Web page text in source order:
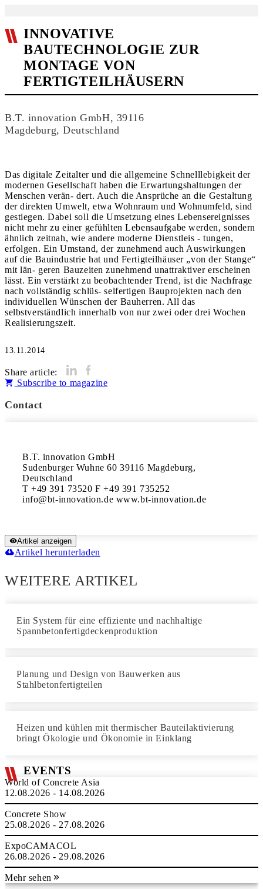
INNOVATIVE
BAUTECHNOLOGIE ZUR
MONTAGE VON
FERTIGTEILHÄUSERN
B.T. innovation GmbH, 39116
Magdeburg, Deutschland
Das digitale Zeitalter und die allgemeine Schnelllebigkeit der
modernen Gesellschaft haben die Erwartungshaltungen der
Menschen verän- dert. Auch die Ansprüche an die Gestaltung
der direkten Umwelt, etwa Wohnraum und Wohnumfeld, sind
gestiegen. Dabei soll die Umsetzung eines Lebensereignisses
nicht mehr zu einer gefühlten Lebensaufgabe werden, sondern
ähnlich zeitnah, wie andere moderne Dienstleis - tungen,
erfolgen. Ein Umstand, der zunehmend auch Auswirkungen
auf die Bauindustrie hat und Fertigteilhäuser „von der Stange“
mit län- geren Bauzeiten zunehmend unattraktiver erscheinen
lässt. Ein verstärkt zu beobachtender Trend, ist die Nachfrage
nach vollständig schlüs- selfertigen Bauprojekten nach den
individuellen Wünschen der Bauherren. All das
selbstverständlich innerhalb von nur zwei oder drei Wochen
13.11.2014
Share article:
Subscribe to magazine
Contact
B.T. innovation GmbH
Sudenburger Wuhne 60 39116 Magdeburg,
Deutschland
T +49 391 73520 F +49 391 735252
info@bt-innovation.de www.bt-innovation.de
Artikel anzeigen
Artikel herunterladen
WEITERE ARTIKEL
Ein System für eine effiziente und nachhaltige
Spannbetonfertigdeckenproduktion
Planung und Design von Bauwerken aus
Stahlbetonfertigteilen
Heizen und kühlen mit thermischer Bauteilaktivierung
bringt Ökologie und Ökonomie in Einklang
EVENTS
World of Concrete Asia
12.08.2026 - 14.08.2026
Concrete Show
25.08.2026 - 27.08.2026
ExpoCAMACOL
26.08.2026 - 29.08.2026
Mehr sehen